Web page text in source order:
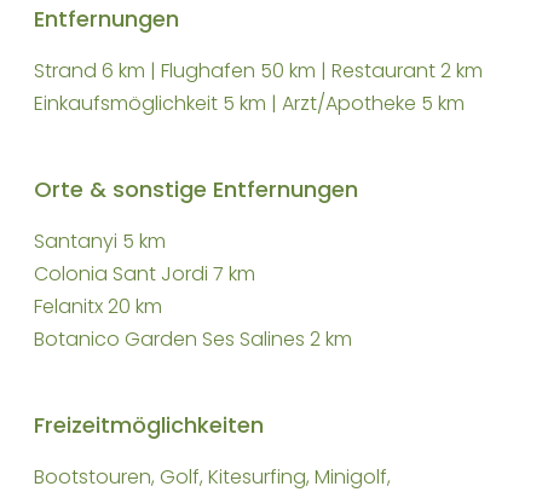
Entfernungen
Strand 6 km | Flughafen 50 km | Restaurant 2 km
Einkaufsmöglichkeit 5 km | Arzt/Apotheke 5 km
Orte & sonstige Entfernungen
Santanyi 5 km
Colonia Sant Jordi 7 km
Felanitx 20 km
Botanico Garden Ses Salines 2 km
Freizeitmöglichkeiten
Bootstouren, Golf, Kitesurfing, Minigolf,